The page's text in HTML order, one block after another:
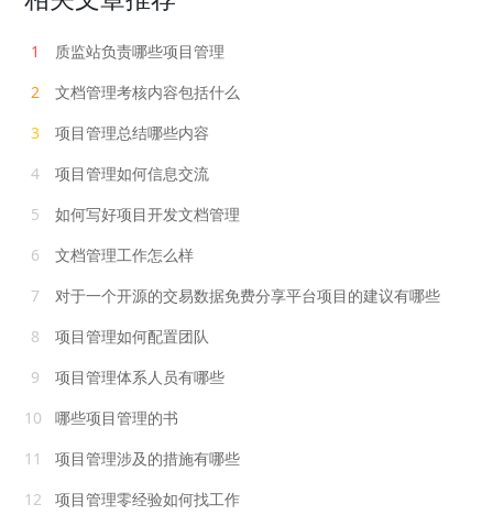
1
质监站负责哪些项目管理
2
文档管理考核内容包括什么
3
项目管理总结哪些内容
4
项目管理如何信息交流
5
如何写好项目开发文档管理
6
文档管理工作怎么样
7
对于一个开源的交易数据免费分享平台项目的建议有哪些
8
项目管理如何配置团队
9
项目管理体系人员有哪些
10
哪些项目管理的书
11
项目管理涉及的措施有哪些
12
项目管理零经验如何找工作